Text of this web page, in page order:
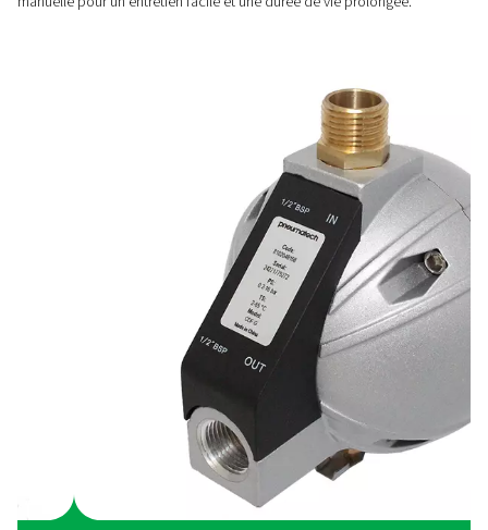
UTILISATION CONVIVIALE
Les purgeurs CDF ne nécessitent aucune alimentation,
ou étalonnage, offrant ainsi une solution prête à l'emploi
l'installation et le fonctionnement.
FIABILITÉ DES PERFORMANCES
Conception fiable et
Construit avec un corps robuste en aluminium et doté
grande section pour une purge efficace, complété par une
manuelle pour un entretien facile et une durée de vie